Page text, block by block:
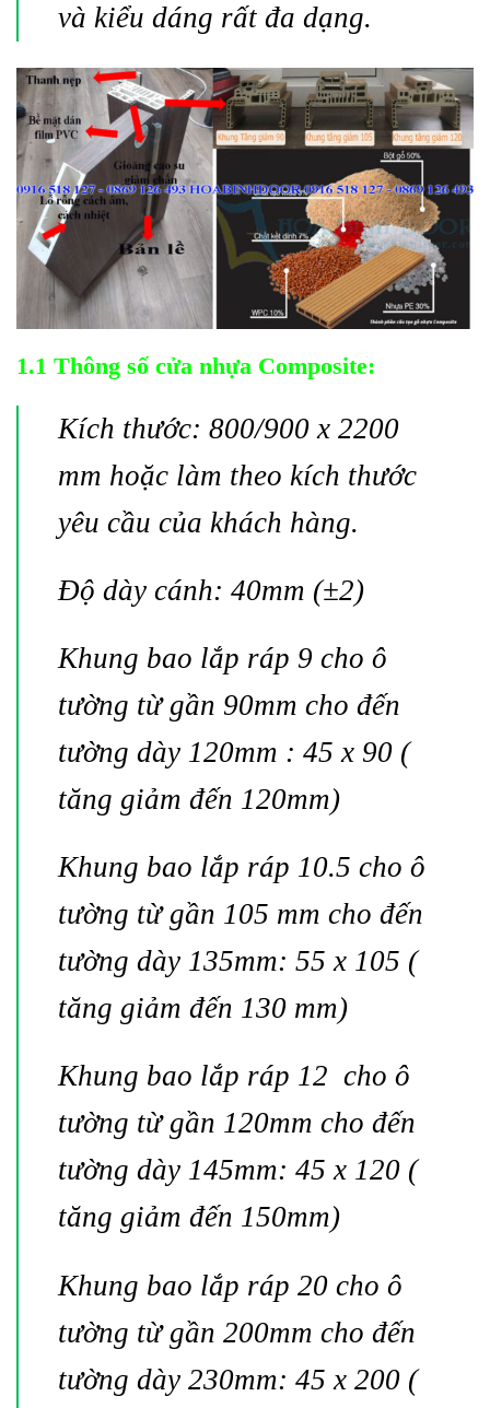
và kiểu dáng rất đa dạng.
1.1 Thông số cửa nhựa Composite:
Kích thước: 800/900 x 2200
mm hoặc làm theo kích thước
yêu cầu của khách hàng.
Độ dày cánh: 40mm (±2)
Khung bao lắp ráp 9 cho ô
tường từ gần 90mm cho đến
tường dày 120mm : 45 x 90 (
tăng giảm đến 120mm)
Khung bao lắp ráp 10.5 cho ô
tường từ gần 105 mm cho đến
tường dày 135mm: 55 x 105 (
tăng giảm đến 130 mm)
Khung bao lắp ráp 12 cho ô
tường từ gần 120mm cho đến
tường dày 145mm: 45 x 120 (
tăng giảm đến 150mm)
Khung bao lắp ráp 20 cho ô
tường từ gần 200mm cho đến
tường dày 230mm: 45 x 200 (